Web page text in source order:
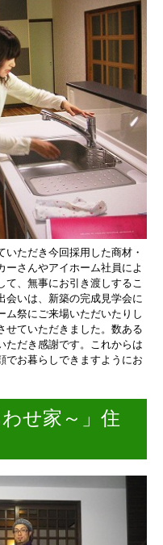
いただき今回採用した商材・
ーさんやアイホーム社員によ
て、 無事にお引き渡しするこ
会いは、新築の完成見学会に
ム祭にご来場いただいたりし
ていただきました。 数ある
だき感謝です。
これからは
でお暮らしできますようにお
せ家～」住